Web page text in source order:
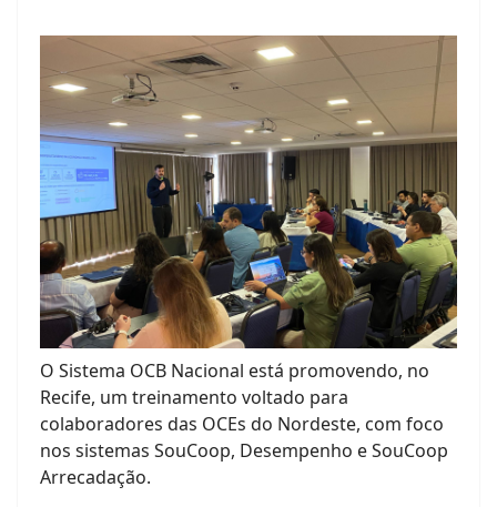
O Sistema OCB Nacional está promovendo, no
Recife, um treinamento voltado para
colaboradores das OCEs do Nordeste, com foco
nos sistemas SouCoop, Desempenho e SouCoop
Arrecadação.